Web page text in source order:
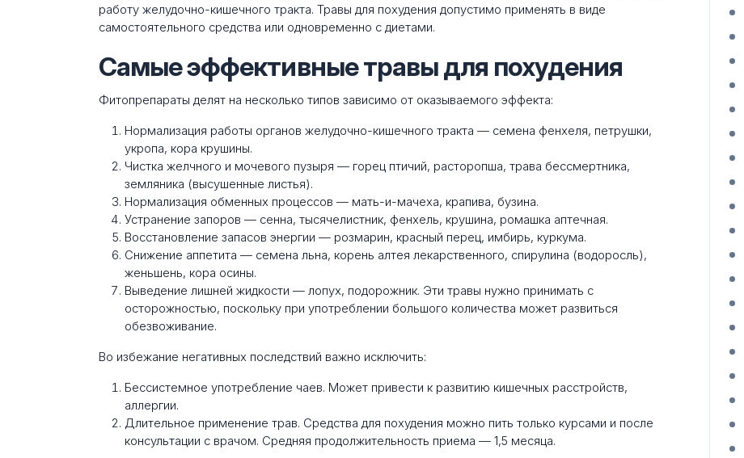
работу желудочно-кишечного тракта. Травы для похудения допустимо применять в виде
самостоятельного средства или одновременно с диетами.
Самые эффективные травы для похудения
Фитопрепараты делят на несколько типов зависимо от оказываемого эффекта:
Нормализация работы органов желудочно-кишечного тракта — семена фенхеля, петрушки,
укропа, кора крушины.
Чистка желчного и мочевого пузыря — горец птичий, расторопша, трава бессмертника,
земляника (высушенные листья).
Нормализация обменных процессов — мать-и-мачеха, крапива, бузина.
Устранение запоров — сенна, тысячелистник, фенхель, крушина, ромашка аптечная.
Восстановление запасов энергии — розмарин, красный перец, имбирь, куркума.
Снижение аппетита — семена льна, корень алтея лекарственного, спирулина (водоросль),
женьшень, кора осины.
Выведение лишней жидкости — лопух, подорожник. Эти травы нужно принимать с
осторожностью, поскольку при употреблении большого количества может развиться
обезвоживание.
Во избежание негативных последствий важно исключить:
Бессистемное употребление чаев. Может привести к развитию кишечных расстройств,
аллергии.
Длительное применение трав. Средства для похудения можно пить только курсами и после
консультации с врачом. Средняя продолжительность приема — 1,5 месяца.